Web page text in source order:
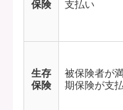
保険
支払い
生存
保険
被保険者が
期保険が支